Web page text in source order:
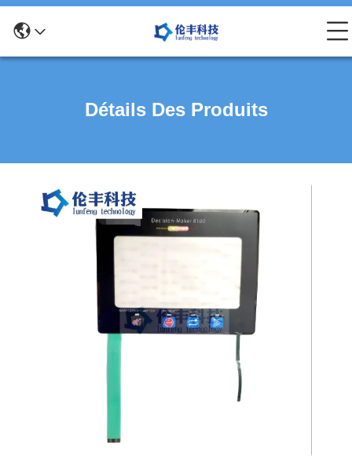
Détails Des Produits